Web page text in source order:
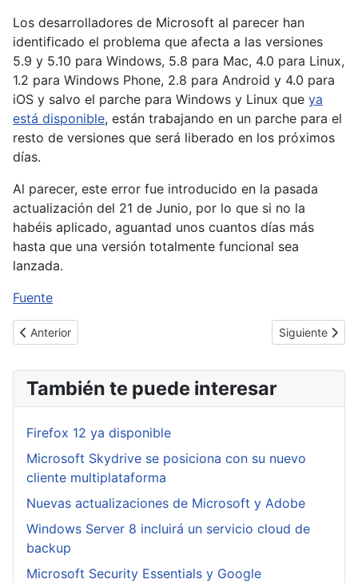
Los desarrolladores de Microsoft al parecer han
identificado el problema que afecta a las versiones
5.9 y 5.10 para Windows, 5.8 para Mac, 4.0 para Linux,
1.2 para Windows Phone, 2.8 para Android y 4.0 para
iOS y salvo el parche para Windows y Linux que ya
está disponible, están trabajando en un parche para el
resto de versiones que será liberado en los próximos
días.
Al parecer, este error fue introducido en la pasada
actualización del 21 de Junio, por lo que si no la
habéis aplicado, aguantad unos cuantos días más
hasta que una versión totalmente funcional sea
lanzada.
Fuente
Artículo anterior: Llega Firefox 14 con encriptación de las
Anterior Artículo
Siguiente
También te puede interesar
Firefox 12 ya disponible
Microsoft Skydrive se posiciona con su nuevo
cliente multiplataforma
Nuevas actualizaciones de Microsoft y Adobe
Windows Server 8 incluirá un servicio cloud de
backup
Microsoft Security Essentials y Google